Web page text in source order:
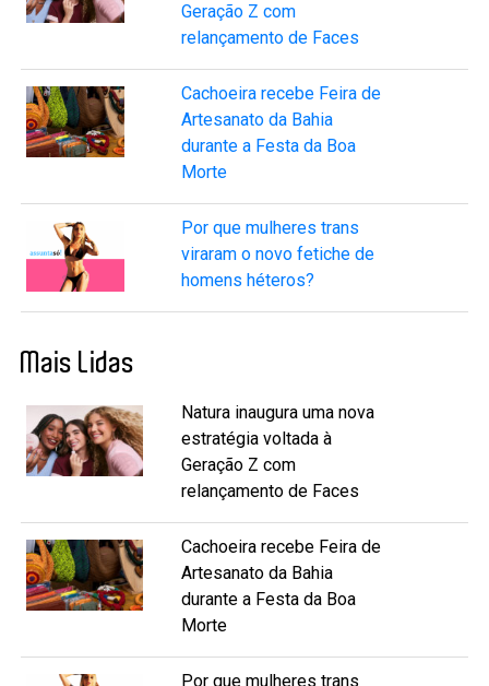
Geração Z com
relançamento de Faces
Cachoeira recebe Feira de
Artesanato da Bahia
durante a Festa da Boa
Morte
Por que mulheres trans
viraram o novo fetiche de
homens héteros?
Mais Lidas
Natura inaugura uma nova
estratégia voltada à
Geração Z com
relançamento de Faces
Cachoeira recebe Feira de
Artesanato da Bahia
durante a Festa da Boa
Morte
Por que mulheres trans